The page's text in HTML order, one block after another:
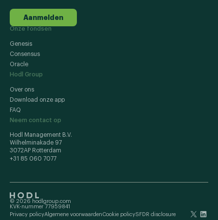
Aanmelden
Onze fondsen
Genesis
Consensus
Oracle
Hodl Group
Over ons
Download onze app
FAQ
Neem contact op
Hodl Management B.V.
Wilhelminakade 97
3072AP Rotterdam
+31 85 060 7077
© 2026 hodlgroup.com
KVK-nummer 77959841
Privacy policyAlgemene voorwaardenCookie policySFDR disclosure